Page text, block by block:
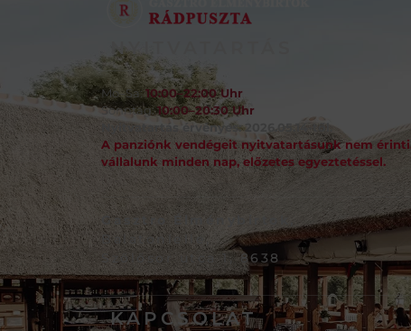
NYITVATARTÁS
Mo–Sa:10:00–22:00 Uhr
Sonntag:10:00–20:30 Uhr
Nyitvatartás érvényes: 2026.05.14-től.
A panziónk vendégeit nyitvatartásunk nem
vállalunk minden nap, előzetes egyeztetéssel.
Gasztro Élménybirtok,
Balatonlelle,
Szőlősor utca 1, 8638
KAPCSOLAT